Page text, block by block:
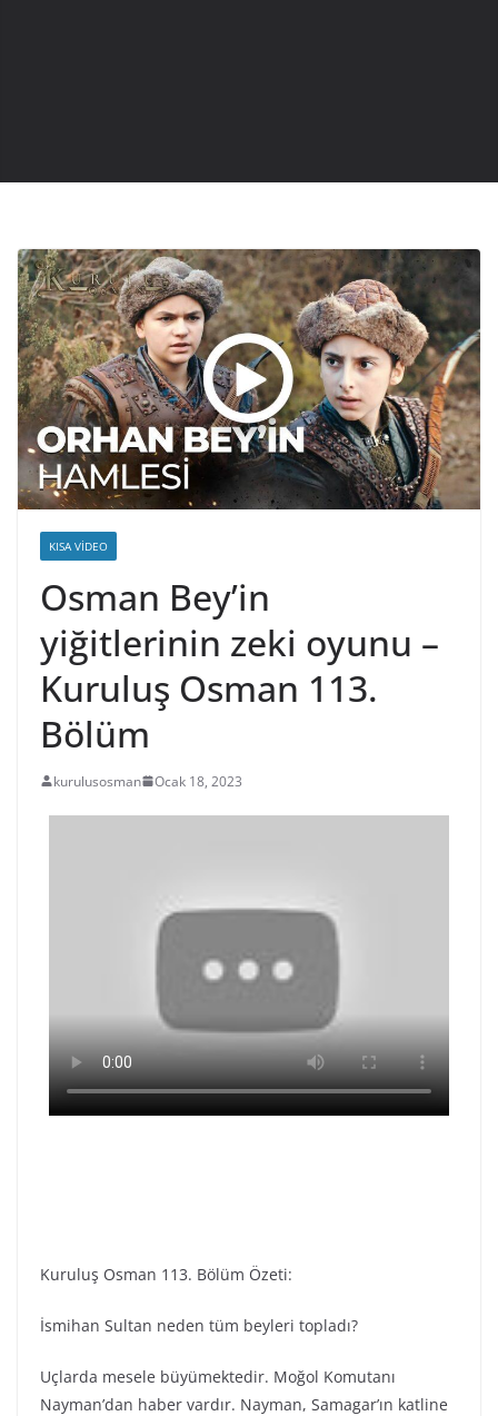
KISA VIDEO
Osman Bey’in
yiğitlerinin zeki oyunu –
Kuruluş Osman 113.
Bölüm
kurulusosman Ocak 18, 2023
Kuruluş Osman 113. Bölüm Özeti:
İsmihan Sultan neden tüm beyleri topladı?
Uçlarda mesele büyümektedir. Moğol Komutanı
Nayman’dan haber vardır. Nayman, Samagar’ın katline